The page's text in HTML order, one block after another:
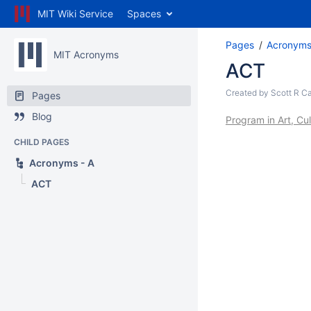
MIT Wiki Service Spaces
MIT Acronyms
Pages
Blog
CHILD PAGES
Acronyms - A
ACT
Pages
ACT
Created by Scott R
Program in Art,